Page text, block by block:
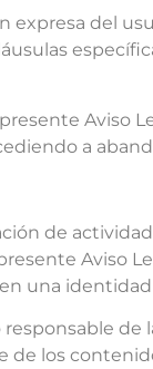
expresa del
Aviso
a
de
Aviso
una identidad
de
de los